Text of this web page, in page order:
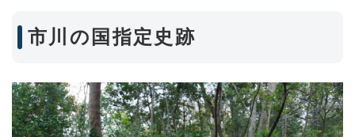
市川の国指定史跡